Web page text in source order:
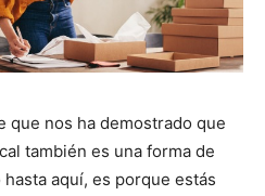
que nos ha demostrado que
también es una forma de
aquí, es porque estás